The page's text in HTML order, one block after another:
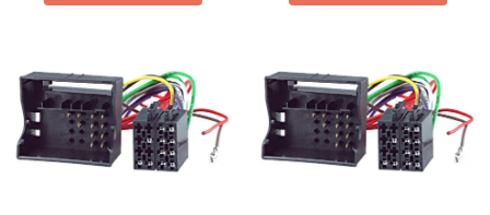
Camere Fiat
Camere înregistrare trafic
Accesorii multimedia